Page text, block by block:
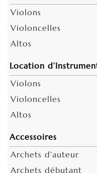
Violons
Violoncelles
Altos
Location
Violons
Violoncelles
Altos
Accessoires
Archets d'auteur
Archets débutant